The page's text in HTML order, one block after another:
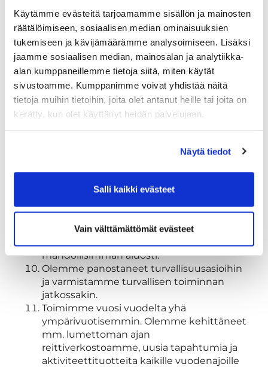
Käytämme evästeitä tarjoamamme sisällön ja mainosten
räätälöimiseen, sosiaalisen median ominaisuuksien
tukemiseen ja kävijämäärämme analysoimiseen. Lisäksi
jaamme sosiaalisen median, mainosalan ja analytiikka-
alan kumppaneillemme tietoja siitä, miten käytät
sivustoamme. Kumppanimme voivat yhdistää näitä
tietoja muihin tietoihin, joita olet antanut heille tai joita on
kerätty, kun olet käyttänyt heidän palvelujaan.
Näytä tiedot
Salli kaikki evästeet
Vain välttämättömät evästeet
Työllistämme paikallisia ja lisäämme
ympärivuotisten työpaikkojen määrää
yritysten välisen yhteistyön avulla.
Toimimme yhteistyössä paikallisten kanssa
osallistaen, yhdessä luoden ja tiedottaen
mm. toteuttamalla yhteisiä tapahtumia,
toimimalla yhteistyössä kyläyhdistysten,
nuoriso- ja urheiluseurojen kanssa sekä
Tunnemme alueen palvelu- ja
tarjontaansa. Kannustamme myös
matkailijoita ostamaan paikallisten
Kunnioitamme paikallista kulttuuria
(perinteitä, historiaa ja tarinoita) ja
hyödynnämme sitä osana palvelutarjontaa
mahdollisimman aidosti.
Olemme panostaneet turvallisuusasioihin
ja varmistamme turvallisen toiminnan
jatkossakin.
Toimimme vuosi vuodelta yhä
ympärivuotisemmin. Olemme kehittäneet
mm. lumettoman ajan
reittiverkostoamme, uusia tapahtumia ja
aktiviteettituotteita kaikille vuodenajoille